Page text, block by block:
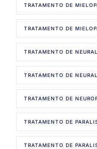
TRATAMENTO DE
TRATAMENTO DE
TRATAMENTO DE
TRATAMENTO DE
TRATAMENTO DE
TRATAMENTO DE
TRATAMENTO DE